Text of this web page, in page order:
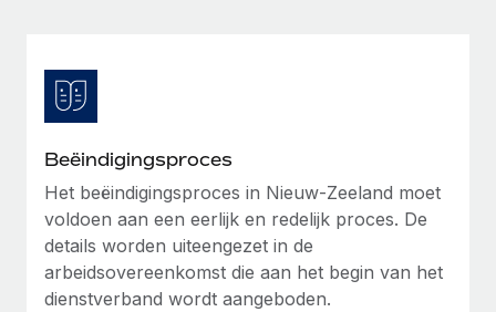
Achtergrondonderzoek
Vereenvoudig het screeningsproces van
Compliance Watchtower
Blijf compliance-risico's voor
Apparaatbeheer
Lever en track wereldwijd IT-middelen
Support
BLOG
Global Payroll
EOR en PEO
Beëindigingsproces
Het beëindigingsproces in Nieuw-Zeeland moet
voldoen aan een eerlijk en redelijk proces. De
details worden uiteengezet in de
arbeidsovereenkomst die aan het begin van het
dienstverband wordt aangeboden.